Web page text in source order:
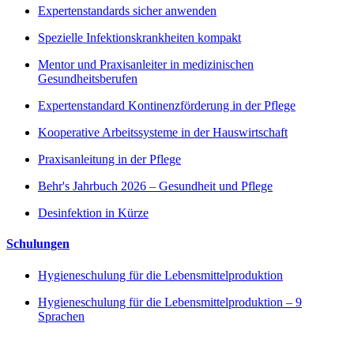
Expertenstandards sicher anwenden
Spezielle Infektionskrankheiten kompakt
Mentor und Praxisanleiter in medizinischen
Gesundheitsberufen
Expertenstandard Kontinenzförderung in der Pflege
Kooperative Arbeitssysteme in der Hauswirtschaft
Praxisanleitung in der Pflege
Behr's Jahrbuch 2026 – Gesundheit und Pflege
Desinfektion in Kürze
Schulungen
Hygieneschulung für die Lebensmittelproduktion
Hygieneschulung für die Lebensmittelproduktion – 9
Sprachen